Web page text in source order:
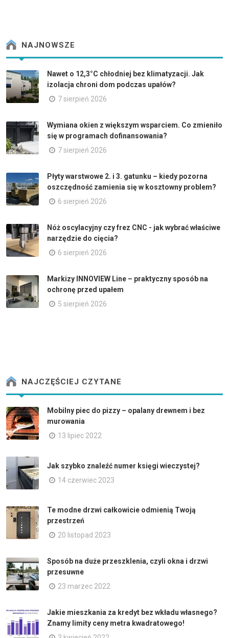
NAJNOWSZE
Nawet o 12,3°C chłodniej bez klimatyzacji. Jak
izolacja chroni dom podczas upałów?
7 sierpień 2026
Wymiana okien z większym wsparciem. Co zmieniło
się w programach dofinansowania?
7 sierpień 2026
Płyty warstwowe 2. i 3. gatunku – kiedy pozorna
oszczędność zamienia się w kosztowny problem?
6 sierpień 2026
Nóż oscylacyjny czy frez CNC - jak wybrać właściwe
narzędzie do cięcia?
6 sierpień 2026
Markizy INNOVIEW Line – praktyczny sposób na
ochronę przed upałem
5 sierpień 2026
NAJCZĘŚCIEJ CZYTANE
Mobilny piec do pizzy – opalany drewnem i bez
murowania
13 lipiec 2022
Jak szybko znaleźć numer księgi wieczystej?
14 czerwiec 2023
Te modne drzwi całkowicie odmienią Twoją
przestrzeń
20 listopad 2023
Sposób na duże przeszklenia, czyli okna i drzwi
przesuwne
23 marzec 2022
Jakie mieszkania za kredyt bez wkładu własnego?
Znamy limity ceny metra kwadratowego!